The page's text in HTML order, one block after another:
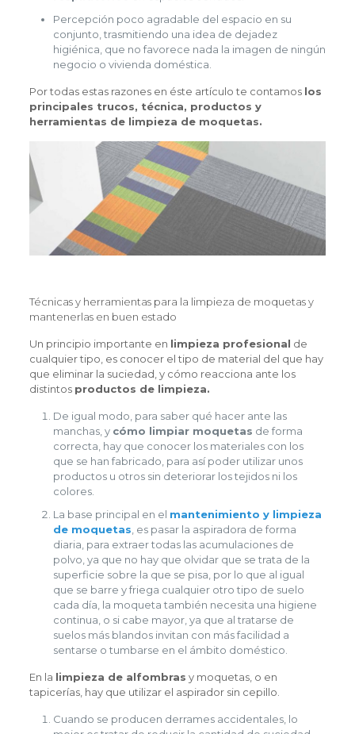
Percepción poco agradable del espacio en su
conjunto, trasmitiendo una idea de dejadez
higiénica, que no favorece nada la imagen de ningún
negocio o vivienda doméstica.
Por todas estas razones en éste artículo te contamos los
principales trucos, técnica, productos y
herramientas de limpieza de moquetas.
Técnicas y herramientas para la limpieza de moquetas y
mantenerlas en buen estado
Un principio importante en limpieza profesional de
cualquier tipo, es conocer el tipo de material del que hay
que eliminar la suciedad, y cómo reacciona ante los
distintos productos de limpieza.
De igual modo, para saber qué hacer ante las
manchas, y cómo limpiar moquetas de forma
correcta, hay que conocer los materiales con los
que se han fabricado, para así poder utilizar unos
productos u otros sin deteriorar los tejidos ni los
colores.
La base principal en el mantenimiento y limpieza
de moquetas , es pasar la aspiradora de forma
diaria, para extraer todas las acumulaciones de
polvo, ya que no hay que olvidar que se trata de la
superficie sobre la que se pisa, por lo que al igual
que se barre y friega cualquier otro tipo de suelo
cada día, la moqueta también necesita una higiene
continua, o si cabe mayor, ya que al tratarse de
suelos más blandos invitan con más facilidad a
sentarse o tumbarse en el ámbito doméstico.
En la limpieza de alfombras y moquetas, o en
tapicerías, hay que utilizar el aspirador sin cepillo.
Cuando se producen derrames accidentales, lo